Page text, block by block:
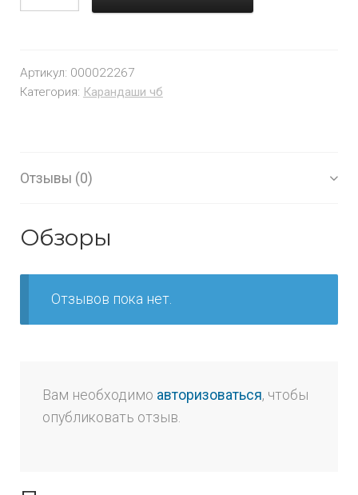
Артикул: 000022267
Категория: Карандаши чб
Отзывы (0)
Обзоры
Отзывов пока нет.
Вам необходимо авторизоваться, чтобы
опубликовать отзыв.